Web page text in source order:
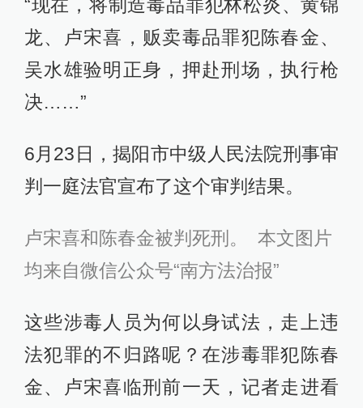
“现在，将制造毒品罪犯林松炎、黄锦
龙、卢宋喜，贩卖毒品罪犯陈春金、
吴水雄验明正身，押赴刑场，执行枪
决……”
6月23日，揭阳市中级人民法院刑事审
判一庭法官宣布了这个审判结果。
卢宋喜和陈春金被判死刑。 本文图片
均来自微信公众号“南方法治报”
这些涉毒人员为何以身试法，走上违
法犯罪的不归路呢？在涉毒罪犯陈春
金、卢宋喜临刑前一天，记者走进看